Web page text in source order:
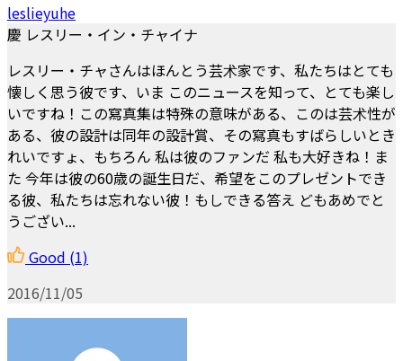
leslieyuhe
慶 レスリー・イン・チャイナ
レスリー・チャさんはほんとう芸术家です、私たちはとても
懐しく思う彼です、いま このニュースを知って、とても楽し
いですね！この寫真集は特殊の意味がある、このは芸术性が
ある、彼の設計は同年の設計賞、その寫真もすばらしいとき
れいですょ、もちろん 私は彼のファンだ 私も大好きね！ま
た 今年は彼の60歳の誕生日だ、希望をこのプレゼントでき
る彼、私たちは忘れない彼！もしできる答え どもあめでと
うござい...
Good (1)
2016/11/05